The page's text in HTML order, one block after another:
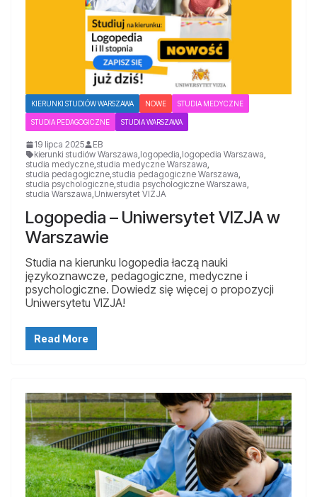
KIERUNKI STUDIÓW WARSZAWA NOWE STUDIA MEDYCZNE
STUDIA PEDAGOGICZNE STUDIA WARSZAWA
19 lipca 2025
EB
kierunki studiów Warszawa logopedia logopedia Warszawa
studia medyczne studia medyczne Warszawa
studia pedagogiczne studia pedagogiczne Warszawa
studia psychologiczne studia psychologiczne Warszawa
studia Warszawa Uniwersytet VIZJA
Logopedia – Uniwersytet VIZJA w
Warszawie
Studia na kierunku logopedia łaczą nauki
językoznawcze, pedagogiczne, medyczne i
psychologiczne. Dowiedz się więcej o propozycji
Uniwersytetu VIZJA!
Read More